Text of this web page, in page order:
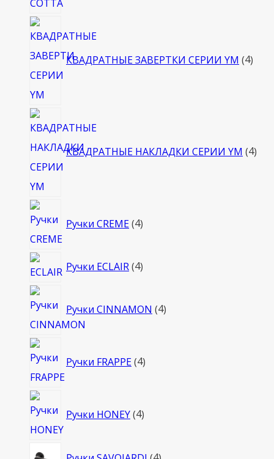
КВАДРАТНЫЕ ЗАВЕРТКИ СЕРИИ YM 4
КВАДРАТНЫЕ НАКЛАДКИ СЕРИИ YM 4
Ручки CREME 4товара
Ручки ECLAIR 44
Ручки CINNAMON 4товара
Ручки FRAPPE 4товара
Ручки HONEY 4товара
4